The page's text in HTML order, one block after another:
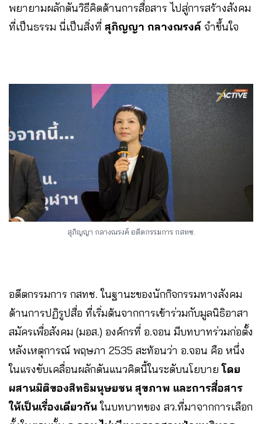
พยายามผลักดันวิธีคิดด้านการสื่อสาร ไปสู่การสร้างสังคม
ที่เป็นธรรม นี่เป็นสิ่งที่ สุภิญญา กลางณรงค์ จำขึ้นใจ
สุภิญญา กลางณรงค์ อดีตกรรมการ กสทช.
อดีตกรรมการ กสทช. ในฐานะของนักกิจกรรมทางสังคม
ด้านการปฏิรูปสื่อ ที่เริ่มต้นจากการเข้าร่วมกับมูลนิธิอาสา
สมัครเพื่อสังคม (มอส.) องค์กรที่ อ.จอน มีบทบาทร่วมก่อตั้ง
หลังเหตุการณ์ พฤษภา 2535 สะท้อนว่า อ.จอน คือ หนึ่ง
ในแรงขับเคลื่อนผลักดันแนวคิดนี้ในระดับนโยบายโดย
ผสานมิติของสิทธิมนุษยชน สุขภาพ และการสื่อสาร
ให้เป็นเรื่องเดียวกันในบทบาทของ สว.ที่มาจากการเลือก